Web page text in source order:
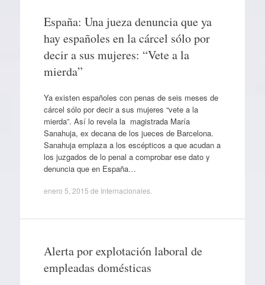
España: Una jueza denuncia que ya
hay españoles en la cárcel sólo por
decir a sus mujeres: “Vete a la
mierda”
Ya existen españoles con penas de seis meses de
cárcel sólo por decir a sus mujeres “vete a la
mierda”. Así lo revela la magistrada María
Sanahuja, ex decana de los jueces de Barcelona.
Sanahuja emplaza a los escépticos a que acudan a
los juzgados de lo penal a comprobar ese dato y
denuncia que en España…
enero 5, 2015 de Internacionales.
Alerta por explotación laboral de
empleadas domésticas